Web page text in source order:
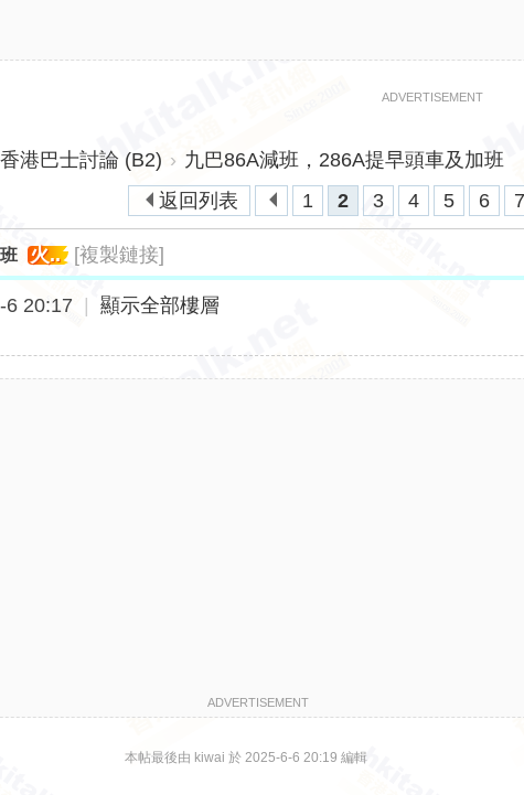
ADVERTISEMENT
香港巴士討論 (B2) › 九巴86A減班，286A提早頭車及加班
1
2 3 4 5 6 7
返回列表
火.. [複製鏈接]
6 20:17 顯示全部樓層
ADVERTISEMENT
本帖最後由 kiwai 於 2025-6-6 20:19 編輯